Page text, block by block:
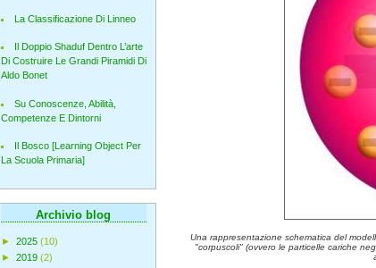
Una rappresentazione schematica del
"corpuscoli" (ovvero le particelle cariche
La Classificazione Di Linneo
Il Doppio Shaduf Dentro L’arte
Di Costruire Le Grandi Piramidi Di
Aldo Bonet
Su Conoscenze, Abilità,
Competenze E Dintorni
Il Bosco [Learning Object Per
La Scuola Primaria]
Archivio blog
► 2025 (10)
► 2019 (2)